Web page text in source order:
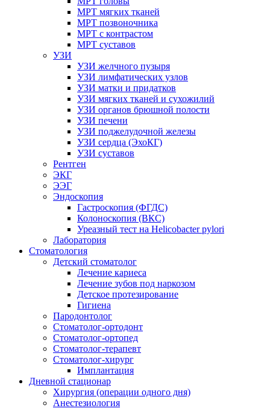
МРТ мягких тканей
МРТ позвоночника
МРТ с контрастом
МРТ суставов
УЗИ
УЗИ желчного пузыря
УЗИ лимфатических узлов
УЗИ матки и придатков
УЗИ мягких тканей и сухожилий
УЗИ органов брюшной полости
УЗИ печени
УЗИ поджелудочной железы
УЗИ сердца (ЭхоКГ)
УЗИ суставов
Рентген
ЭКГ
ЭЭГ
Эндоскопия
Гастроскопия (ФГДС)
Колоноскопия (ВКС)
Уреазный тест на Helicobacter pylori
Лаборатория
Стоматология
Детский стоматолог
Лечение кариеса
Лечение зубов под наркозом
Детское протезирование
Гигиена
Пародонтолог
Стоматолог-ортодонт
Стоматолог-ортопед
Стоматолог-терапевт
Стоматолог-хирург
Имплантация
Дневной стационар
Хирургия (операции одного дня)
Анестезиология